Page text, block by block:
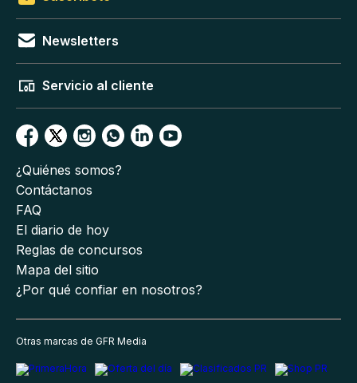
Newsletters
Servicio al cliente
¿Quiénes somos?
Contáctanos
FAQ
El diario de hoy
Reglas de concursos
Mapa del sitio
¿Por qué confiar en nosotros?
Otras marcas de GFR Media